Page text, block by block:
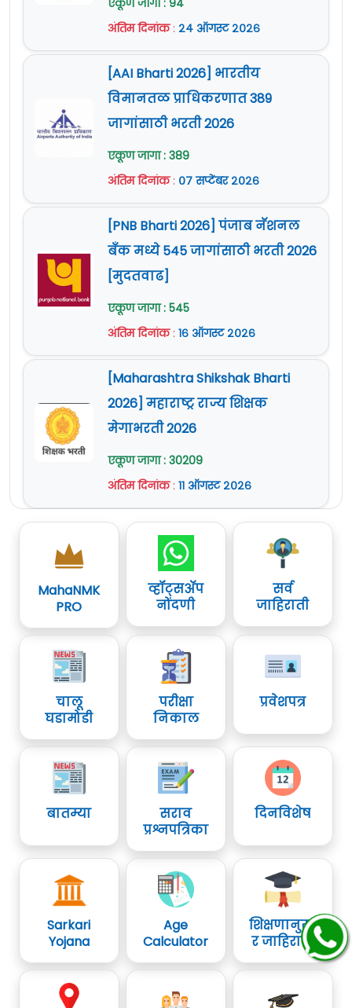
वर दिलेली आहे.
जाहिरात (Notification) :पाहा
Official Site :
www.goaspcb.gov.in
एकूण जागा : 94
अंतिम दिनांक: २४ ऑगस्ट २०२६
[AAI Bharti 2026] भारतीय
विमानतळ प्राधिकरणात 389
जागांसाठी भरती 2026
एकूण जागा : 389
अंतिम दिनांक: ०७ सप्टेंबर २०२६
[PNB Bharti 2026] पंजाब नॅशनल
बँक मध्ये 545 जागांसाठी भरती 2026
[मुदतवाढ]
एकूण जागा : 545
अंतिम दिनांक: १६ ऑगस्ट २०२६
[Maharashtra Shikshak Bharti
2026] महाराष्ट्र राज्य शिक्षक
मेगाभरती 2026
एकूण जागा : 30209
अंतिम दिनांक: ११ ऑगस्ट २०२६
MahaNMK
PRO
व्हॉट्सॲप
नोंदणी
सर्व
जाहिराती
चालू
घडामोडी
परीक्षा
निकाल
प्रवेशपत्र
बातम्या
सराव
प्रश्नपत्रिका
दिनविशेष
Sarkari
Yojana
Age
Calculator
शिक्षणानुसा
र जाहिराती